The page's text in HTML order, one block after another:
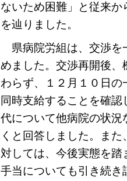
ないため困難」と従来
を辿りました。
県病院労組は、交渉を
めました。交渉再開後
わらず、１２月１０日
同時支給することを確
代について他病院の状
くと回答しました。ま
対しては、今後実態を
手当についても引き続